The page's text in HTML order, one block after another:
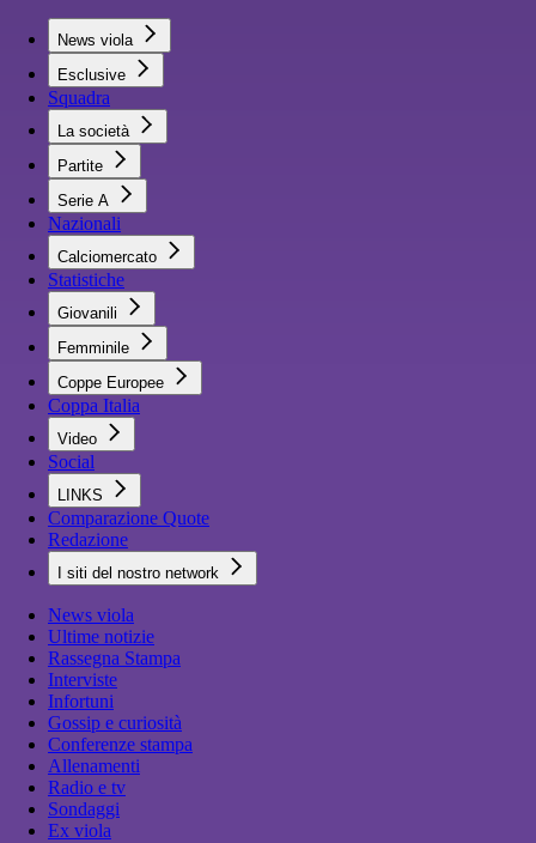
News viola
Esclusive
Squadra
La società
Partite
Serie A
Nazionali
Calciomercato
Statistiche
Giovanili
Femminile
Coppe Europee
Coppa Italia
Video
Social
LINKS
Comparazione Quote
Redazione
I siti del nostro network
News viola
Ultime notizie
Rassegna Stampa
Interviste
Infortuni
Gossip e curiosità
Conferenze stampa
Allenamenti
Radio e tv
Sondaggi
Ex viola